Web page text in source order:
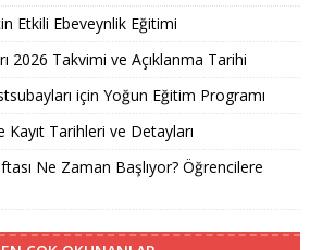
Etkili Ebeveynlik Eğitimi
2026 Takvimi ve Açıklanma Tarihi
için Yoğun Eğitim Programı
Tarihleri ve Detayları
Ne Zaman Başlıyor? Öğrencilere